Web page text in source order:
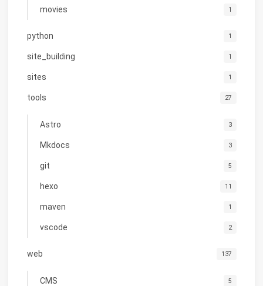
movies 1
python 1
site_building 1
sites 1
tools 27
Astro 3
Mkdocs 3
git 5
hexo 11
maven 1
vscode 2
web 137
CMS 5